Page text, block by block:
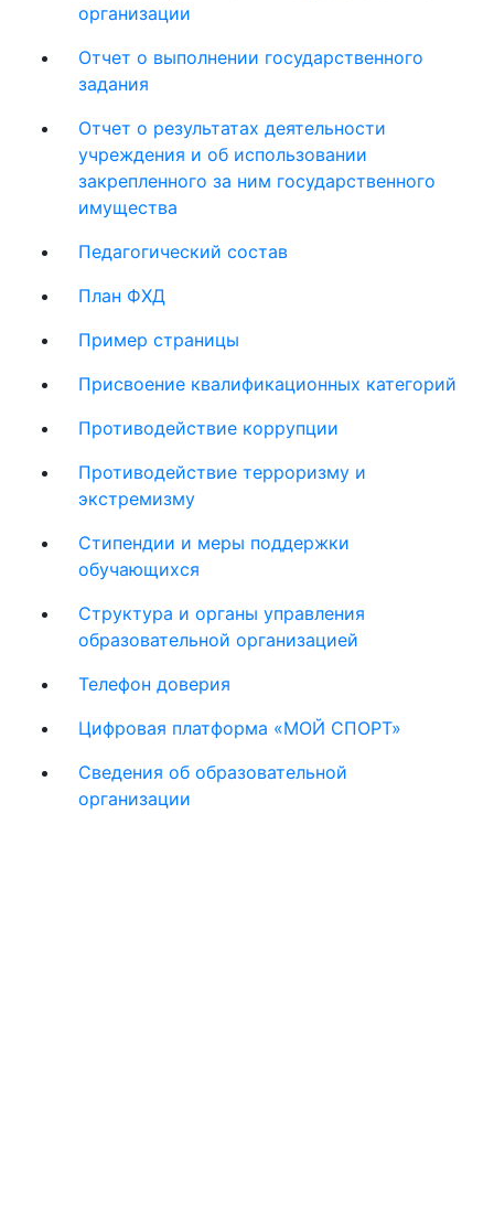
организации
Отчет о выполнении государственного
задания
Отчет о результатах деятельности
учреждения и об использовании
закрепленного за ним государственного
имущества
Педагогический состав
План ФХД
Пример страницы
Присвоение квалификационных категорий
Противодействие коррупции
Противодействие терроризму и
экстремизму
Стипендии и меры поддержки
обучающихся
Структура и органы управления
образовательной организацией
Телефон доверия
Цифровая платформа «МОЙ СПОРТ»
Сведения об образовательной
организации